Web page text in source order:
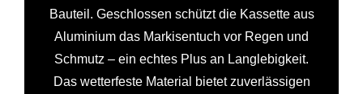
Bauteil. Geschlossen schützt die Kassette aus
Aluminium das Markisentuch vor Regen und
Schmutz – ein echtes Plus an Langlebigkeit.
Das wetterfeste Material bietet zuverlässigen